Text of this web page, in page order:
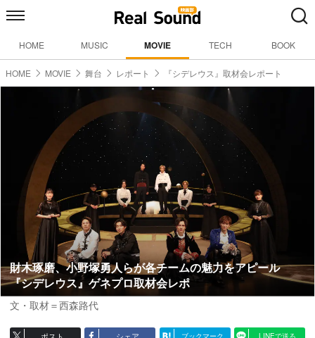
HOME MUSIC MOVIE TECH BOOK
HOME MOVIE 舞台 レポート 『シデレウス』取材会レポート
財木琢磨、小野塚勇人らが各チームの魅力をアピール
『シデレウス』ゲネプロ取材会レポ
文・取材＝西森路代
ブックマーク LINEで送る